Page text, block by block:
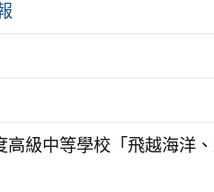
高級中等學校「飛越海洋